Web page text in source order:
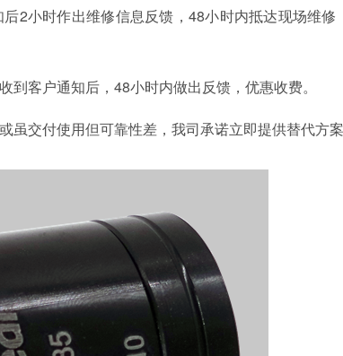
2小时作出维修信息反馈，48小时内抵达现场维修
客户通知后，48小时内做出反馈，优惠收费。
虽交付使用但可靠性差，我司承诺立即提供替代方